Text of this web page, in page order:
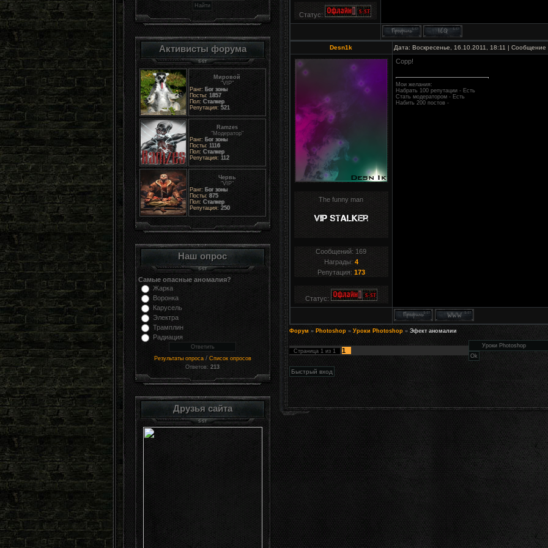
Активисты форума
Мировой
"VIP"
Ранг: Бог зоны
Посты: 1857
Пол: Сталкер
Репутация: 521
Ramzes
"Модератор"
Ранг: Бог зоны
Посты: 1116
Пол: Сталкер
Репутация: 112
Червь
"VIP"
Ранг: Бог зоны
Посты: 875
Пол: Сталкер
Репутация: 250
Наш опрос
Самые опасные аномалия?
Жарка
Воронка
Карусель
Электра
Трамплин
Радиация
Результаты опроса/ Список опросов
Ответов: 213
Друзья сайта
Статус:
Desn1k Дата: Воскресенье, 16.10.2011, 18:11 |
The funny man
Сообщений: 169
Награды: 4
Репутация: 173
Статус:
Сорр!
Мои желания:
Набрать 100 репутации - Есть
Стать модератором - Есть
Набить 200 постов -
Форум » Photoshop » Уроки Photoshop » Эфект аномалии
Страница 1из 1 1